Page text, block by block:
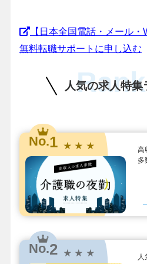
【日本全国電話・メール
無料転職サポートに申し込む
人気の求人特集
No.1 ★ ★ ★
高
多
No.2 ★ ★ ★
人